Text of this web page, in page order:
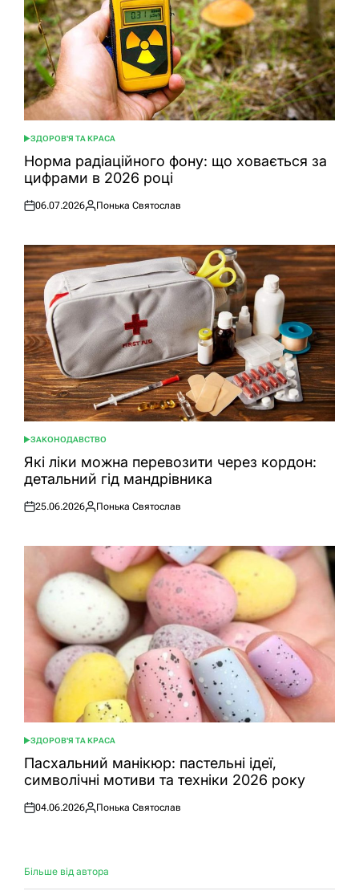
ОПУБЛІКУВАТИ
У
ЗДОРОВ'Я ТА КРАСА
Норма радіаційного фону: що ховається за
цифрами в 2026 році
Оприлюднено
06.07.2026
Опубліковано
Понька Святослав
ОПУБЛІКУВАТИ
У
ЗАКОНОДАВСТВО
Які ліки можна перевозити через кордон:
детальний гід мандрівника
Оприлюднено
25.06.2026
Опубліковано
Понька Святослав
ОПУБЛІКУВАТИ
У
ЗДОРОВ'Я ТА КРАСА
Пасхальний манікюр: пастельні ідеї,
символічні мотиви та техніки 2026 року
Оприлюднено
04.06.2026
Опубліковано
Понька Святослав
Більше від автора